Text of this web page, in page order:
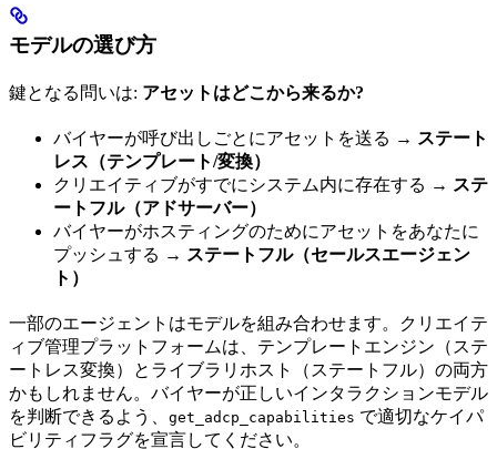
モデルの選び方
鍵となる問いは: アセットはどこから来るか?
バイヤーが呼び出しごとにアセットを送る → ステート
レス（テンプレート/変換）
クリエイティブがすでにシステム内に存在する → ステ
ートフル（アドサーバー）
バイヤーがホスティングのためにアセットをあなたに
プッシュする → ステートフル（セールスエージェン
ト）
一部のエージェントはモデルを組み合わせます。クリエイテ
ィブ管理プラットフォームは、テンプレートエンジン（ステ
ートレス変換）とライブラリホスト（ステートフル）の両方
かもしれません。バイヤーが正しいインタラクションモデル
を判断できるよう、 get_adcp_capabilities で適切なケイパ
ビリティフラグを宣言してください。